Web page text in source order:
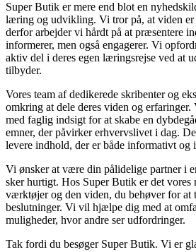
Super Butik er mere end blot en
læring og udvikling. Vi tror på, at viden
derfor arbejder vi hårdt på at præsentere
informerer, men også engagerer. Vi
aktiv del i deres egen læringsrejse ved at
tilbyder.
Vores team af dedikerede skribenter og
omkring at dele deres viden og
med faglig indsigt for at skabe en
emner, der påvirker erhvervslivet i dag.
levere indhold, der er både informativt og
Vi ønsker at være din pålidelige partner i
sker hurtigt. Hos Super Butik er det vores
værktøjer og den viden, du behøver for at
beslutninger. Vi vil hjælpe dig med at
muligheder, hvor andre ser udfordringer.
Tak fordi du besøger Super Butik. Vi er